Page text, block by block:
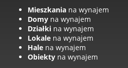
Mieszkania na wynajem
Domy na wynajem
Działki na wynajem
Lokale na wynajem
Hale na wynajem
Obiekty na wynajem